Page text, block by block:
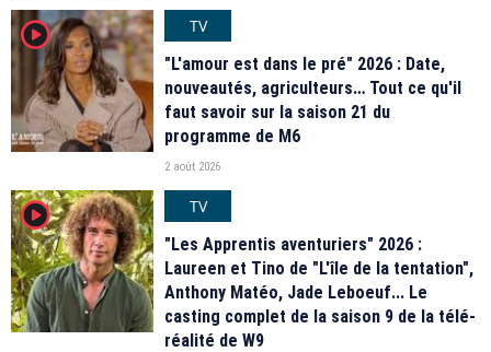
player2
TV
"L'amour est dans le pré" 2026 : Date,
nouveautés, agriculteurs… Tout ce qu'il
faut savoir sur la saison 21 du
programme de M6
2 août 2026
player2
TV
"Les Apprentis aventuriers" 2026 :
Laureen et Tino de "L'île de la tentation",
Anthony Matéo, Jade Leboeuf... Le
casting complet de la saison 9 de la télé-
réalité de W9